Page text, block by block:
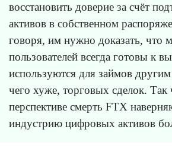
восстановить доверие за счёт
активов в собственном
говоря, им нужно доказать, что
пользователей всегда готовы к
используются для займов
чего хуже, торговых сделок. Так
перспективе смерть FTX
индустрию цифровых активов